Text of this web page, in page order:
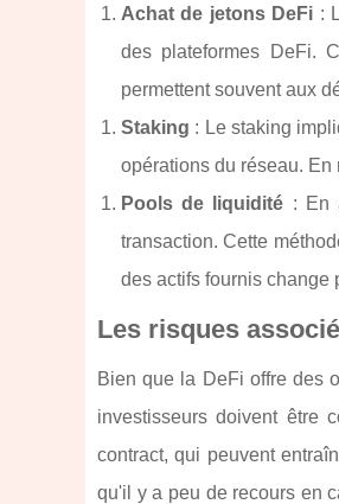
Achat de jetons DeFi :
des plateformes DeFi.
permettent souvent aux
Staking : Le staking
opérations du réseau. En
Pools de liquidité : En
transaction. Cette
des actifs fournis change
Les risques
Bien que la DeFi offre des
investisseurs doivent être
contract, qui peuvent
qu'il y a peu de recours en